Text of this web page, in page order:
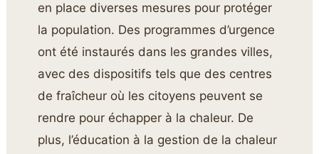
en place diverses mesures pour protéger
la population. Des programmes d’urgence
ont été instaurés dans les grandes villes,
avec des dispositifs tels que des centres
de fraîcheur où les citoyens peuvent se
rendre pour échapper à la chaleur. De
plus, l’éducation à la gestion de la chaleur